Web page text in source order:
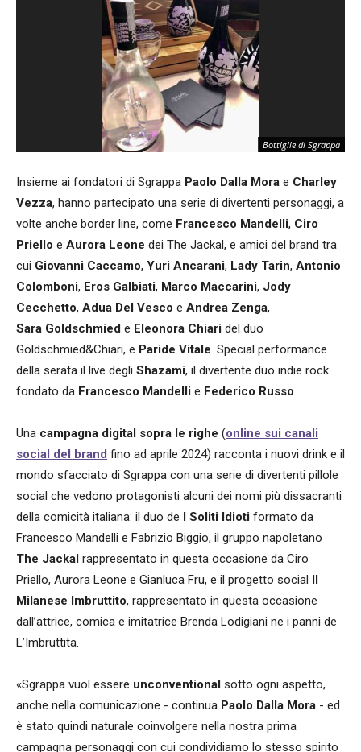
Bottiglie di Sgrappa
Insieme ai fondatori di Sgrappa Paolo Dalla Mora e Charley
Vezza, hanno partecipato una serie di divertenti personaggi, a
volte anche border line, come Francesco Mandelli, Ciro
Priello e Aurora Leone dei The Jackal, e amici del brand tra
cui Giovanni Caccamo, Yuri Ancarani, Lady Tarin, Antonio
Colomboni, Eros Galbiati, Marco Maccarini, Jody
Cecchetto, Adua Del Vesco e Andrea Zenga,
Sara Goldschmied e Eleonora Chiari del duo
Goldschmied&Chiari, e Paride Vitale. Special performance
della serata il live degli Shazami, il divertente duo indie rock
fondato da Francesco Mandelli e Federico Russo.
Una campagna digital sopra le righe (online sui canali
social del brand fino ad aprile 2024) racconta i nuovi drink e il
mondo sfacciato di Sgrappa con una serie di divertenti pillole
social che vedono protagonisti alcuni dei nomi più dissacranti
della comicità italiana: il duo de I Soliti Idioti formato da
Francesco Mandelli e Fabrizio Biggio, il gruppo napoletano
The Jackal rappresentato in questa occasione da Ciro
Priello, Aurora Leone e Gianluca Fru, e il progetto social Il
Milanese Imbruttito, rappresentato in questa occasione
dall’attrice, comica e imitatrice Brenda Lodigiani ne i panni de
L’Imbruttita.
«Sgrappa vuol essere unconventional sotto ogni aspetto,
anche nella comunicazione - continua Paolo Dalla Mora - ed
è stato quindi naturale coinvolgere nella nostra prima
campagna personaggi con cui condividiamo lo stesso spirito